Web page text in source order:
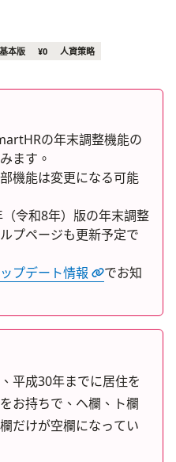
本版 ¥0 人資策略
の年末調整機能の
ます。
機能は変更になる可能
令和8年）版の年末調整
プページも更新予定で
プデート情報
でお知
平成30年までに居住を
お持ちで、ヘ欄、ト欄
だけが空欄になってい